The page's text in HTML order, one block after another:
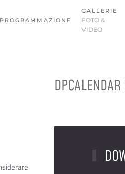
PROGRAMMAZIONE
GALLERIE
FOTO &
VIDEO